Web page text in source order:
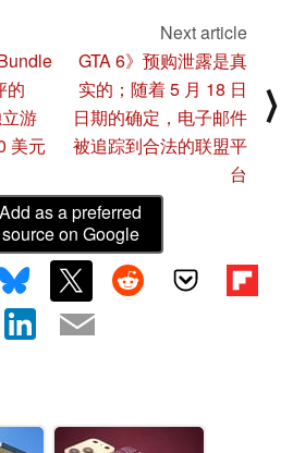
的
游
美元
Next article
GTA 6》预购泄露是真
实的；随着 5 月 18 日
日期的确定，电子邮件
被追踪到合法的联盟平
台
⟩
Add as a preferred
source on Google